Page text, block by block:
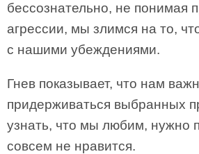
бессознательно, не понимая
агрессии, мы злимся на то,
с нашими убеждениями.
Гнев показывает, что нам
придерживаться выбранных
узнать, что мы любим, нужно
совсем не нравится.